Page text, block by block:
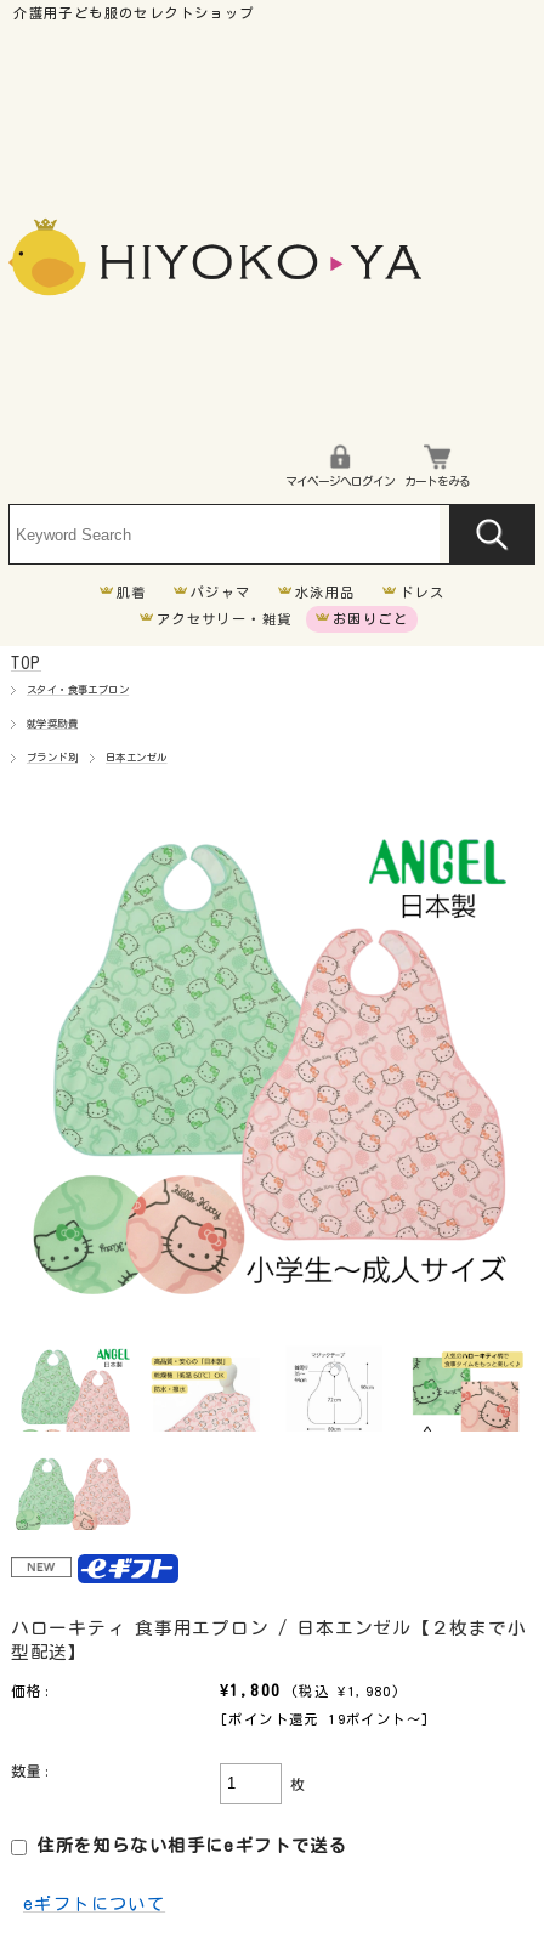
マイページへログイン カートをみる
肌着 パジャマ 水泳用品
ドレス
アクセサリー・雑貨
お困りごと
オムツいじり
TOP
スタイ・食事エプロン
就学奨励費
ブランド別 日本エンゼル
ハローキティ 食事用エプロン / 日本エンゼル【２枚まで小
型配送】
価格: ¥1,800 (税込 ¥1,980)
[ポイント還元 19ポイント〜]
数量:
枚
住所を知らない相手にeギフトで送る
eギフトについて